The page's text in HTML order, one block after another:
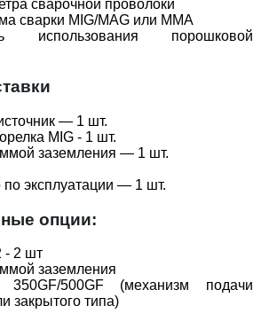
сварочной проволоки
сварки MIG/MAG или MMA
использования порошковой
— 1 шт.
MIG - 1 шт.
заземления — 1 шт.
по эксплуатации — 1 шт.
опции:
- 2 шт
заземления
500GF (механизм подачи
закрытого типа)